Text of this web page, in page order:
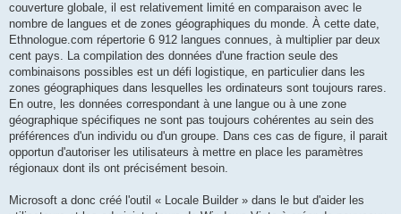
couverture globale, il est relativement limité en comparaison avec le
nombre de langues et de zones géographiques du monde. À cette date,
Ethnologue.com répertorie 6 912 langues connues, à multiplier par deux
cent pays. La compilation des données d'une fraction seule des
combinaisons possibles est un défi logistique, en particulier dans les
zones géographiques dans lesquelles les ordinateurs sont toujours rares.
En outre, les données correspondant à une langue ou à une zone
géographique spécifiques ne sont pas toujours cohérentes au sein des
préférences d'un individu ou d'un groupe. Dans ces cas de figure, il parait
opportun d'autoriser les utilisateurs à mettre en place les paramètres
régionaux dont ils ont précisément besoin.
Microsoft a donc créé l'outil « Locale Builder » dans le but d'aider les